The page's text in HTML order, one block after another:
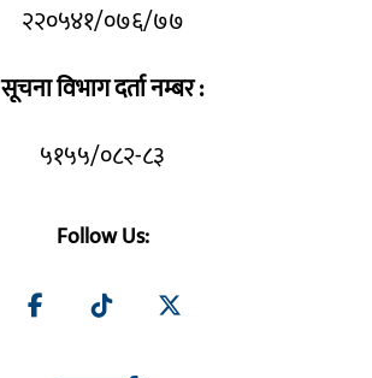
२२०५४१/०७६/७७
सूचना विभाग दर्ता नम्बर :
५१५५/०८२-८३
Follow Us: